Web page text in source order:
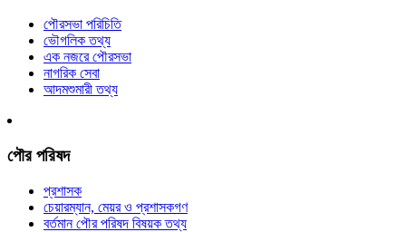
পৌরসভা পরিচিতি
ভৌগলিক তথ্য
এক নজরে পৌরসভা
নাগরিক সেবা
আদমশুমারী তথ্য
পৌর পরিষদ
প্রশাসক
চেয়ারম্যান, মেয়র ও প্রশাসকগণ
বর্তমান পৌর পরিষদ বিষয়ক তথ্য